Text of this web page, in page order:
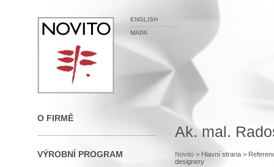
ENGLISH
MAPA
O FIRMĚ
VÝROBNÍ PROGRAM
Ak. mal.
Novito > Hlavní strana>
designery